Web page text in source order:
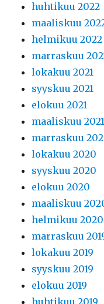
huhtikuu 2022
maaliskuu
helmikuu 2022
marraskuu
lokakuu 2021
syyskuu 2021
elokuu 2021
maaliskuu 2021
marraskuu
lokakuu 2020
syyskuu 2020
elokuu 2020
maaliskuu
helmikuu 2020
marraskuu
lokakuu 2019
syyskuu 2019
elokuu 2019